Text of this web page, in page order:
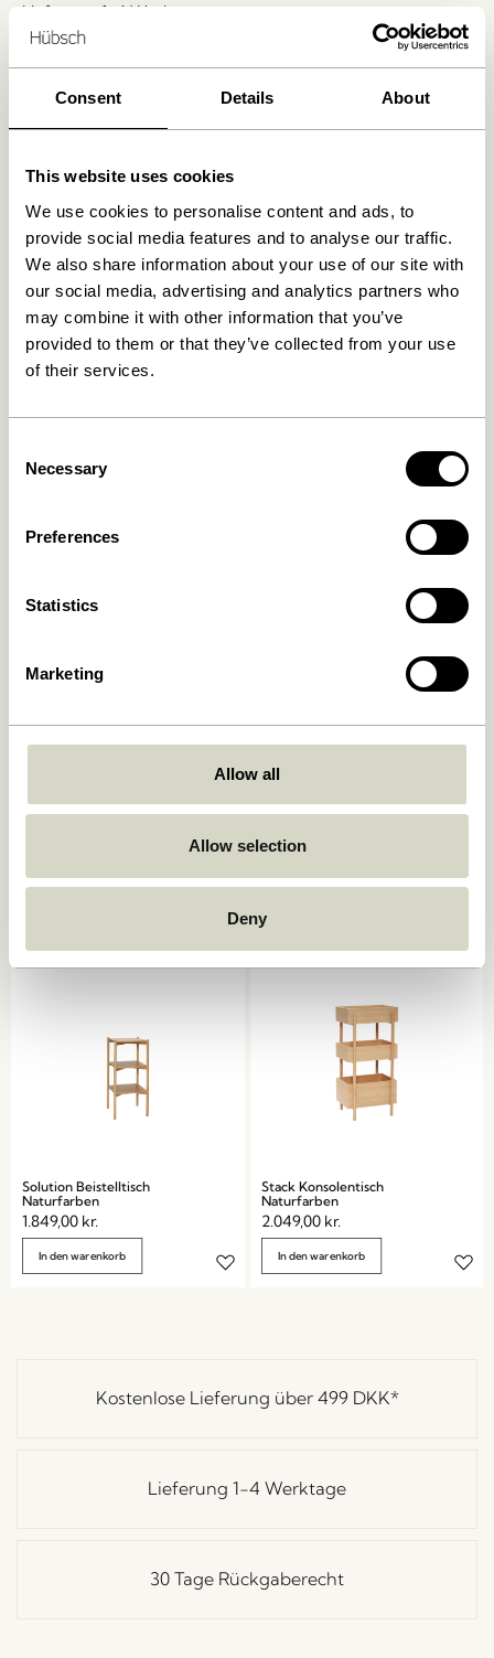
Consent Details About
This website uses cookies
We use cookies to personalise content and ads, to
provide social media features and to analyse our traffic.
We also share information about your use of our site with
our social media, advertising and analytics partners who
may combine it with other information that you’ve
provided to them or that they’ve collected from your use
of their services.
Selection
Necessary
Preferences
Statistics
Marketing
Allow all
Allow selection
Deny
Lieferung 1-4 Werktage
30 Tage Rückgaberecht
Kostenlose Lieferung über499 DKK*
Ähnliche Produkte
Disco Regal Small
Naturfarben
Long Regal Naturfarben
Naturfarben
5.499,00kr.
Solution Beistelltisch
Naturfarben
1.849,00 kr.
In den warenkorb
Stack Konsolentisch
Naturfarben
2.049,00 kr.
In den warenkorb
Kostenlose Lieferung über 499 DKK*
Lieferung 1-4 Werktage
30 Tage Rückgaberecht